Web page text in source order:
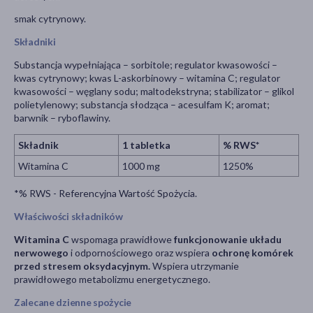
smak cytrynowy.
Składniki
Substancja wypełniająca – sorbitole; regulator kwasowości –
kwas cytrynowy; kwas L-askorbinowy – witamina C; regulator
kwasowości – węglany sodu; maltodekstryna; stabilizator – glikol
polietylenowy; substancja słodząca – acesulfam K; aromat;
barwnik – ryboflawiny.
Składnik 1 tabletka
% RWS*
Witamina C
1000 mg 1250%
*% RWS - Referencyjna Wartość Spożycia.
Właściwości składników
Witamina C wspomaga prawidłowefunkcjonowanie układu
nerwowego i odpornościowego oraz wspiera ochronę komórek
przed stresem oksydacyjnym.Wspiera utrzymanie
prawidłowego metabolizmu energetycznego.
Zalecane dzienne spożycie